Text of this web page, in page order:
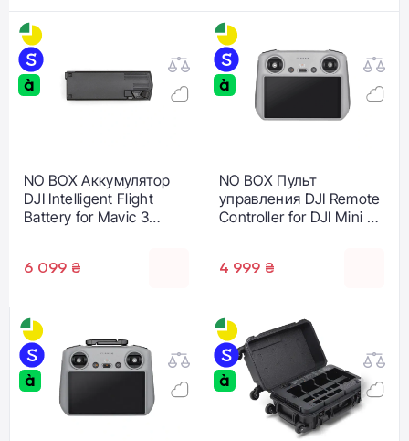
NO BOX Аккумулятор
DJI Intelligent Flight
Battery for Mavic 3
6 099 ₴
NO BOX Пульт
управления DJI Remote
Controller for DJI Mini 3
(CP.RC.00000005.01)
4 999 ₴